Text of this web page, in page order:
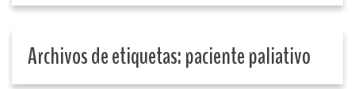
Archivos de etiquetas:paciente paliativo